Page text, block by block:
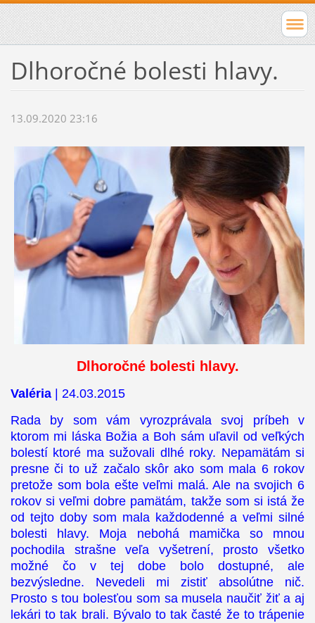
Dlhoročné bolesti hlavy.
13.09.2020 23:16
Dlhoročné bolesti hlavy.
Valéria
| 24.03.2015
Rada by som vám vyrozprávala svoj príbeh v
ktorom mi láska Božia a Boh sám uľavil od veľkých
bolestí ktoré ma sužovali dlhé roky. Nepamätám si
presne či to už začalo skôr ako som mala 6 rokov
pretože som bola ešte veľmi malá. Ale na svojich 6
rokov si veľmi dobre pamätám, takže som si istá že
od tejto doby som mala každodenné a veľmi silné
bolesti hlavy. Moja nebohá mamička so mnou
pochodila strašne veľa vyšetrení, prosto všetko
možné čo v tej dobe bolo dostupné, ale
bezvýsledne. Nevedeli mi zistiť absolútne nič.
Prosto s tou bolesťou som sa musela naučiť žiť a aj
lekári to tak brali. Bývalo to tak časté že to trápenie